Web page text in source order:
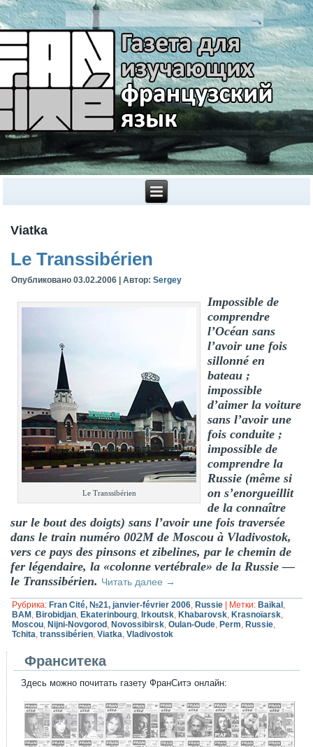
Viatka
Le Transsibérien
Опубликовано 03.02.2006 |Автор: Sergey
Le Transsibérien
Impossible de
comprendre
l’Océan sans
l’avoir une fois
sillonné en
bateau ;
impossible
d’aimer la voiture
sans l’avoir une
fois conduite ;
impossible de
comprendre la
Russie (même si
on s’enorgueillit
de la connaître
sur le bout des doigts) sans l’avoir une fois traversée
dans le train numéro 002M de Moscou à Vladivostok,
vers ce pays des pinsons et zibelines, par le chemin de
fer légendaire, la «colonne vertébrale» de la Russie —
le Transsibérien. Читать далее →
Рубрика: Fran Cité, №21, janvier-février 2006, Russie Метки: Baïkal ,
BAM , Birobidjan, Ekaterinbourg, Irkoutsk, Khabarovsk, Krasnoïarsk,
Moscou, Nijni-Novgorod , Novossibirsk,Oulan-Oude, Perm, Russie,
Tchita,transsibérien,Viatka,Vladivostok
Франситека
Здесь можно почитать газету ФранСитэ онлайн: